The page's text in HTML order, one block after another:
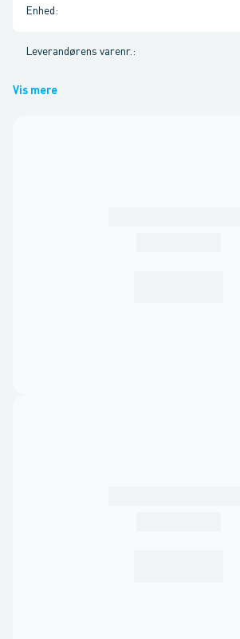
Enhed :
Leverandørens varenr. :
Vis mere